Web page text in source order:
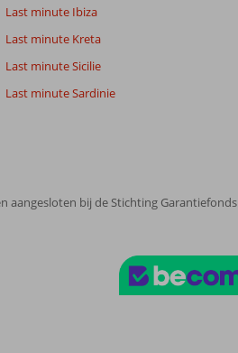
Filter reisgezelschap
Last minute Ibiza
Last minute Kreta
Last minute Sicilie
Last minute Sardinie
aangesloten bij de Stichting Garantiefonds